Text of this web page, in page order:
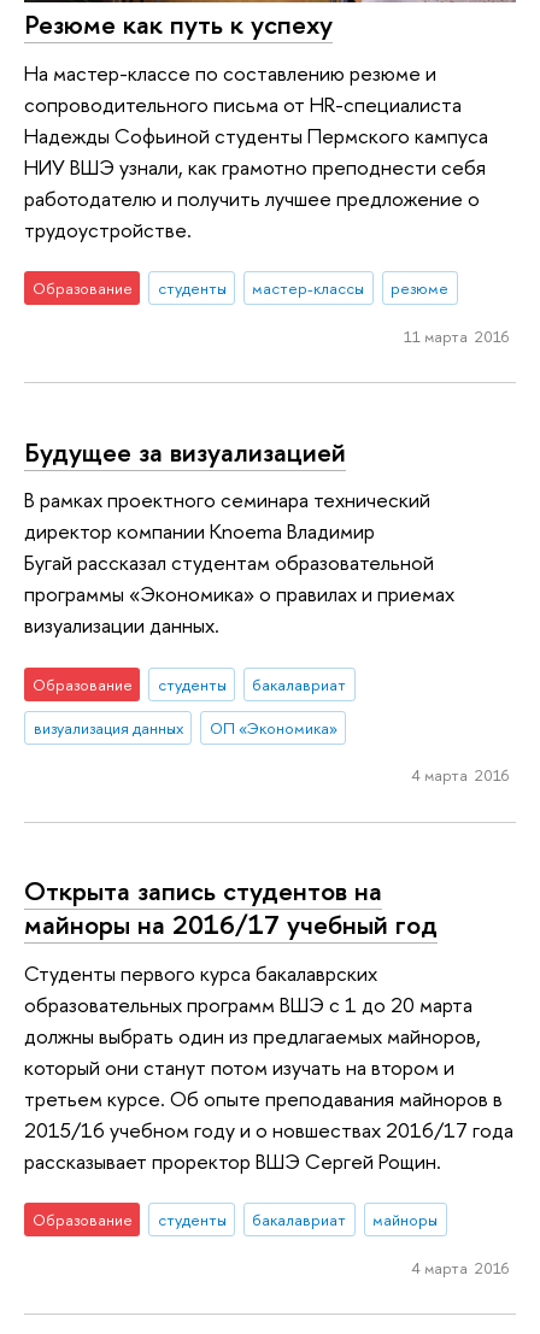
Резюме как путь к успеху
На мастер-классе по составлению резюме и
сопроводительного письма от HR-специалиста
Надежды Софьиной студенты Пермского кампуса
НИУ ВШЭ узнали, как грамотно преподнести себя
работодателю и получить лучшее предложение о
трудоустройстве.
Образование студенты мастер-классы резюме
11 марта 2016
Будущее за визуализацией
В рамках проектного семинара технический
директор компании Knoema Владимир
Бугай рассказал студентам образовательной
программы «Экономика» о правилах и приемах
визуализации данных.
Образование студенты
бакалавриат
визуализация данных
ОП «Экономика»
4 марта 2016
Открыта запись студентов на
майноры на 2016/17 учебный год
Студенты первого курса бакалаврских
образовательных программ ВШЭ с 1 до 20 марта
должны выбрать один из предлагаемых майноров,
который они станут потом изучать на втором и
третьем курсе. Об опыте преподавания майноров в
2015/16 учебном году и о новшествах 2016/17 года
рассказывает проректор ВШЭ Сергей Рощин.
Образование студенты бакалавриат майноры
4 марта 2016